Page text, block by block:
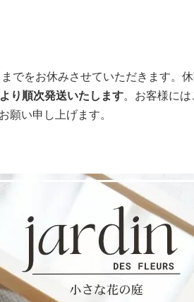
までをお休みさせていただきます。
り順次発送いたします。お客様には
願い申し上げます。